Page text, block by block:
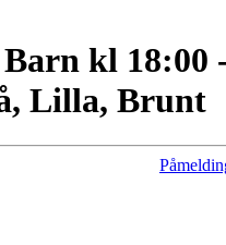
kl 18:00
Lilla, Brunt